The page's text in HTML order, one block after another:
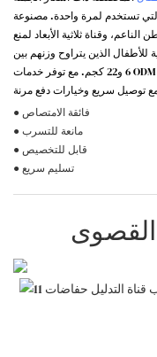
تستخدم لمرة واحدة. مصنوعة
وقناة ثلاثية الأبعاد لمنع
الذين يتراوح وزنهم بين
6 و22 كجم. مع توفر خدمات ODM وOEM، يمكنك الوثوق بفريق الإنتاج والمبيعات ذو
● فائقة الامتصاص
● مانعة للتسرب
● قابل للتخصيص
● تسليم سريع
القصوى